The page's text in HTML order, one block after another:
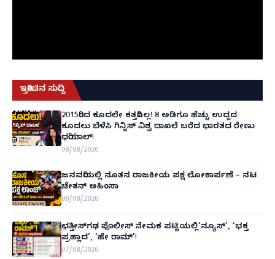
ಇತ್ತೀಚಿನ ಸುದ್ದಿ
2015ರಿಂದ ಕೂದಲೇ ಕತ್ತರಿಸಿಲ್ಲ! 8 ಅಡಿಗೂ ಹೆಚ್ಚು ಉದ್ದದ
ಕೂದಲು ಬೆಳೆಸಿ ಗಿನ್ನಿಸ್ ವಿಶ್ವ ದಾಖಲೆ ಬರೆದ ಭಾರತದ ರೇಣು
ಧರಿಯಾಲ್!
08/08/2026
ಜನವರಿಯಲ್ಲಿ ನೂತನ ರಾಜಕೀಯ ಪಕ್ಷ ಲೋಕಾರ್ಪಣೆ – ನಟ
ಚೇತನ್ ಅಹಿಂಸಾ
08/08/2026
ಛತ್ತೀಸ್‌ಗಢ ಪೊಲೀಸ್ ನೇಮಕ ಪಟ್ಟಿಯಲ್ಲಿ‘ನ್ಯೂಸ್’, ‘ಭಕ್ತ
ಪ್ರಹ್ಲಾದ’, ‘ಹೇ ರಾಮ್’!
07/08/2026